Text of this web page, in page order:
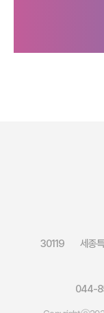
30119 세종
044-